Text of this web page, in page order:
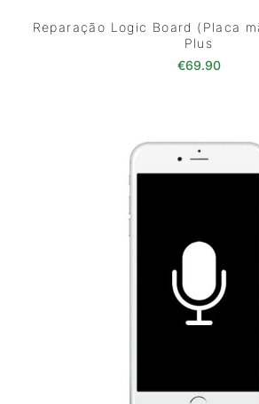
Reparação Logic Board (Placa
Plus
€69.90